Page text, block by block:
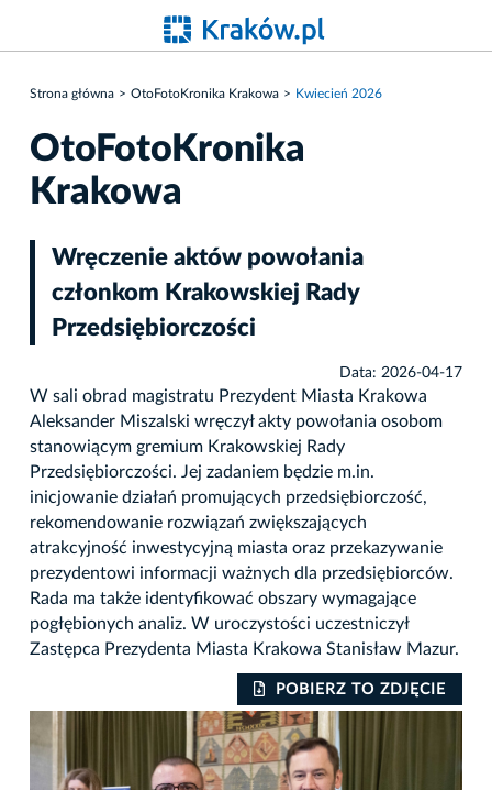
Strona główna OtoFotoKronika Krakowa Kwiecień 2026
OtoFotoKronika
Krakowa
Wręczenie aktów powołania
członkom Krakowskiej Rady
Przedsiębiorczości
Data: 2026-04-17
W sali obrad magistratu Prezydent Miasta Krakowa
Aleksander Miszalski wręczył akty powołania osobom
stanowiącym gremium Krakowskiej Rady
Przedsiębiorczości. Jej zadaniem będzie m.in.
inicjowanie działań promujących przedsiębiorczość,
rekomendowanie rozwiązań zwiększających
atrakcyjność inwestycyjną miasta oraz przekazywanie
prezydentowi informacji ważnych dla przedsiębiorców.
Rada ma także identyfikować obszary wymagające
pogłębionych analiz. W uroczystości uczestniczył
Zastępca Prezydenta Miasta Krakowa Stanisław Mazur.
POBIERZ TO ZDJĘCIE